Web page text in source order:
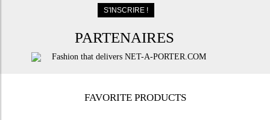
PARTENAIRES
FAVORITE PRODUCTS